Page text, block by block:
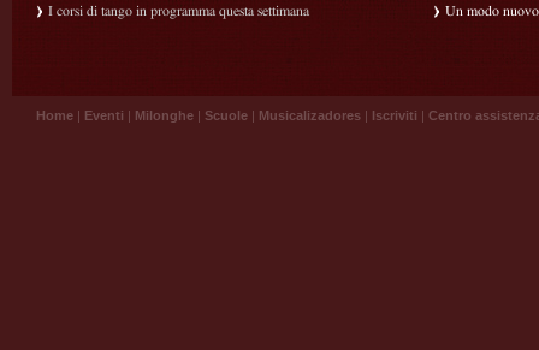
I corsi di tango in programma questa settimana
Un modo
Home | Eventi | Milonghe | Scuole | Musicalizadores | Iscriviti | Centro